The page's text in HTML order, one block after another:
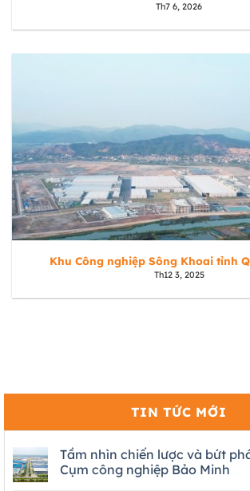
Th7 6, 2026
Khu Công nghiệp Sông Khoai tỉnh
Th12 3, 2025
TIN TỨC MỚI
Tầm nhìn chiến lược và bứt
Cụm công nghiệp Bảo Minh